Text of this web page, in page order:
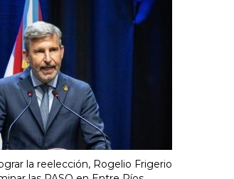
la reelección, Rogelio Frigerio